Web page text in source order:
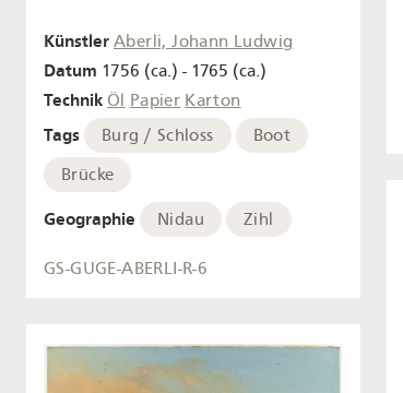
Künstler Aberli, Johann Ludwig
Datum 1756 (ca.) - 1765 (ca.)
Technik Öl Papier Karton
Tags Burg / Schloss
Boot
Brücke
Geographie Nidau Zihl
GS-GUGE-ABERLI-R-6